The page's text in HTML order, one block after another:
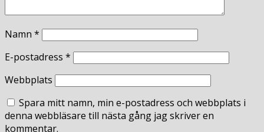
Namn *
E-postadress *
Webbplats
Spara mitt namn, min e-postadress och webbplats i
denna webbläsare till nästa gång jag skriver en
kommentar.